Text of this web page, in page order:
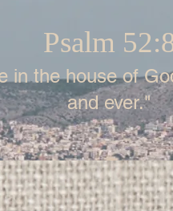
Psalm
in the house of
and ever."